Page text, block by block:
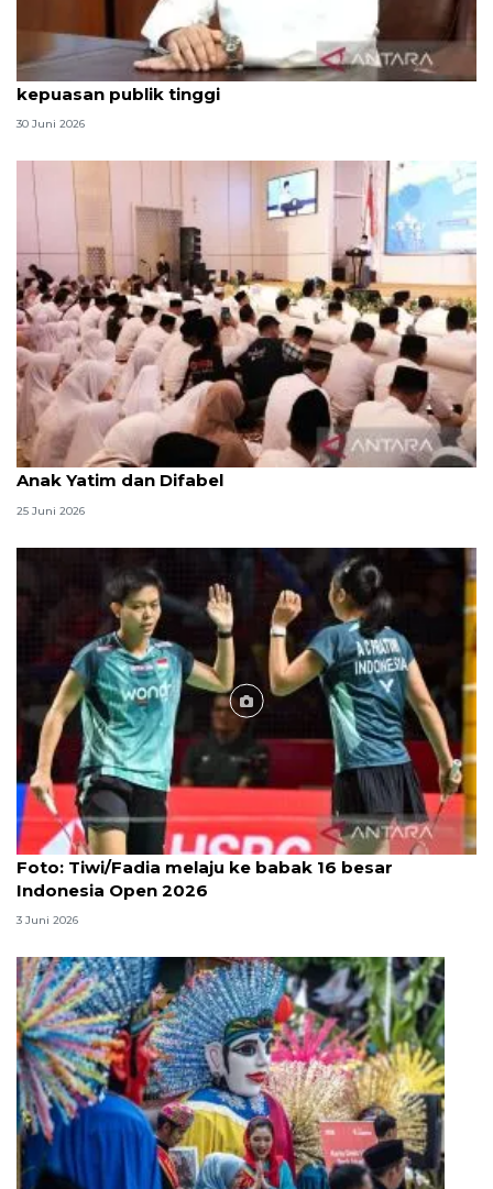
Qodari: Pemerintah tak puas diri meski tingkat
kepuasan publik tinggi
30 Juni 2026
Menag jadikan setiap 10 Muharam sebagai Lebaran
Anak Yatim dan Difabel
25 Juni 2026
Foto
Foto: Tiwi/Fadia melaju ke babak 16 besar
Indonesia Open 2026
3 Juni 2026